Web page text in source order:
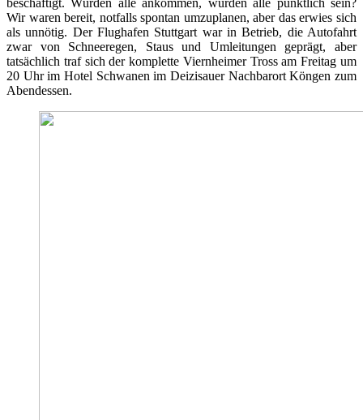
beschäftigt. Würden alle ankommen, würden alle pünktlich sein?
Wir waren bereit, notfalls spontan umzuplanen, aber das erwies sich
als unnötig. Der Flughafen Stuttgart war in Betrieb, die Autofahrt
zwar von Schneeregen, Staus und Umleitungen geprägt, aber
tatsächlich traf sich der komplette Viernheimer Tross am Freitag um
20 Uhr im Hotel Schwanen im Deizisauer Nachbarort Köngen zum
Abendessen.